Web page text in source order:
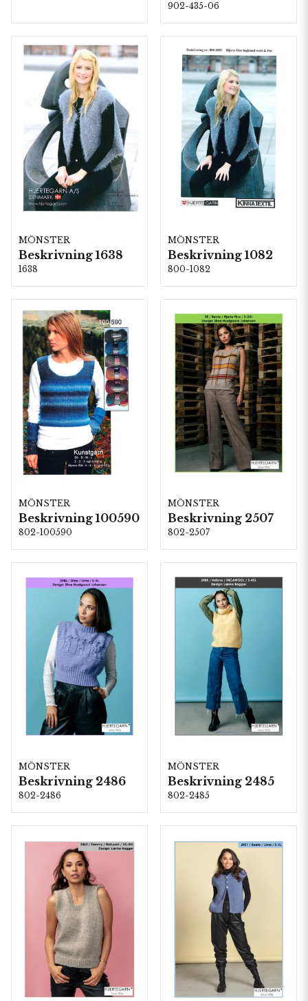
902-435-06
MÖNSTER
Beskrivning 1638
1638
MÖNSTER
Beskrivning 1082
800-1082
MÖNSTER
Beskrivning 100590
802-100590
MÖNSTER
Beskrivning 2507
802-2507
MÖNSTER
Beskrivning 2486
802-2486
MÖNSTER
Beskrivning 2485
802-2485